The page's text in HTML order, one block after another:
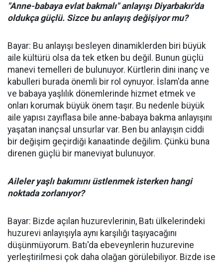
"Anne-babaya evlat bakmalı" anlayışı Diyarbakır'da
oldukça güçlü. Sizce bu anlayış değişiyor mu?
Bayar: Bu anlayışı besleyen dinamiklerden biri büyük
aile kültürü olsa da tek etken bu değil. Bunun güçlü
manevi temelleri de bulunuyor. Kürtlerin dini inanç ve
kabulleri burada önemli bir rol oynuyor. İslam'da anne
ve babaya yaşlılık dönemlerinde hizmet etmek ve
onları korumak büyük önem taşır. Bu nedenle büyük
aile yapısı zayıflasa bile anne-babaya bakma anlayışını
yaşatan inançsal unsurlar var. Ben bu anlayışın ciddi
bir değişim geçirdiği kanaatinde değilim. Çünkü buna
direnen güçlü bir maneviyat bulunuyor.
Aileler yaşlı bakımını üstlenmek isterken hangi
noktada zorlanıyor?
Bayar: Bizde açılan huzurevlerinin, Batı ülkelerindeki
huzurevi anlayışıyla aynı karşılığı taşıyacağını
düşünmüyorum. Batı'da ebeveynlerin huzurevine
yerleştirilmesi çok daha olağan görülebiliyor. Bizde ise